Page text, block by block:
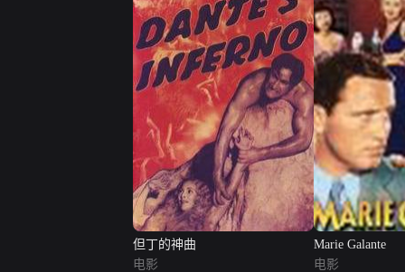
但丁的神曲
电影
Marie Galante
电影